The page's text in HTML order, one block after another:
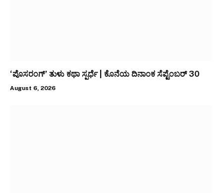
‘ಪೊಸರಂಗ್’ ತುಳು ಕಥಾ ಸ್ಪರ್ಧೆ | ಕೊನೆಯ ದಿನಾಂಕ ಸೆಪ್ಟೆಂಬರ್ 30
August 6, 2026